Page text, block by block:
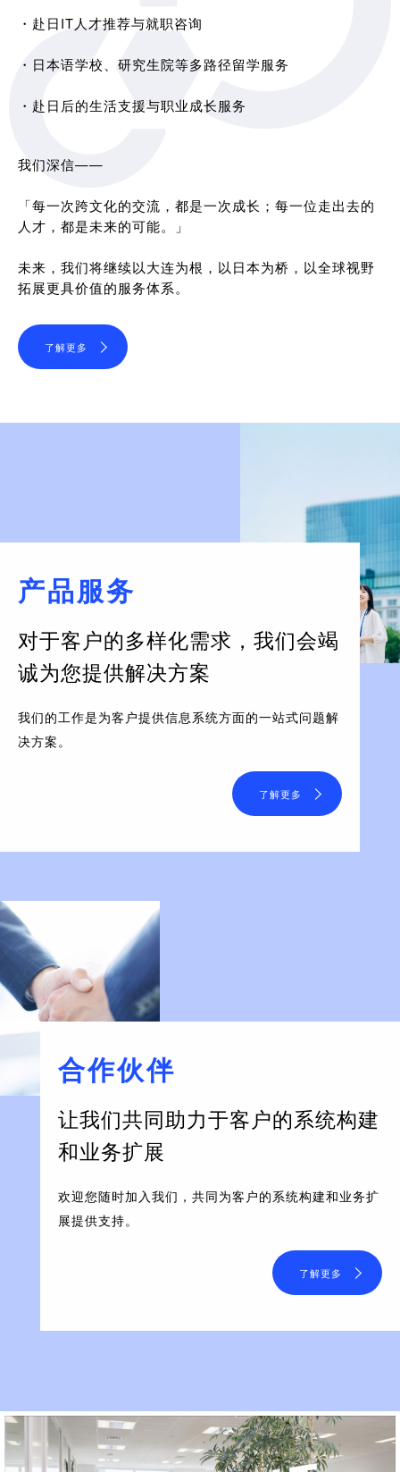
・赴日IT人才推荐与就职咨询
・日本语学校、研究生院等多路径留学服务
・赴日后的生活支援与职业成长服务
我们深信——
「每一次跨文化的交流，都是一次成长；每一位走出去的
人才，都是未来的可能。」
未来，我们将继续以大连为根，以日本为桥，以全球视野
拓展更具价值的服务体系。
了解更多
产品服务
对于客户的多样化需求， 我们会竭
诚为您提供解决方案
我们的工作是为客户提供信息系统方面的一站式问题解
决方案。
了解更多
合作伙伴
让我们共同助力于客户的系统构建
和业务扩展
欢迎您随时加入我们，共同为客户的系统构建和业务扩
展提供支持。
了解更多